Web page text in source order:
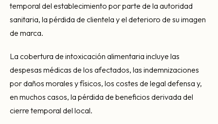
temporal del establecimiento por parte de la autoridad
sanitaria, la pérdida de clientela y el deterioro de su imagen
de marca.
La cobertura de intoxicación alimentaria incluye las
despesas médicas de los afectados, las indemnizaciones
por daños morales y físicos, los costes de legal defensa y,
en muchos casos, la pérdida de beneficios derivada del
cierre temporal del local.